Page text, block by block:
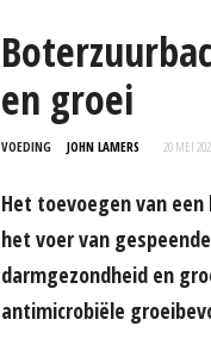
en groei
VOEDING JOHN LAMERS 20 MEI
Het toevoegen van
het voer van
darmgezondheid en
antimicrobiële